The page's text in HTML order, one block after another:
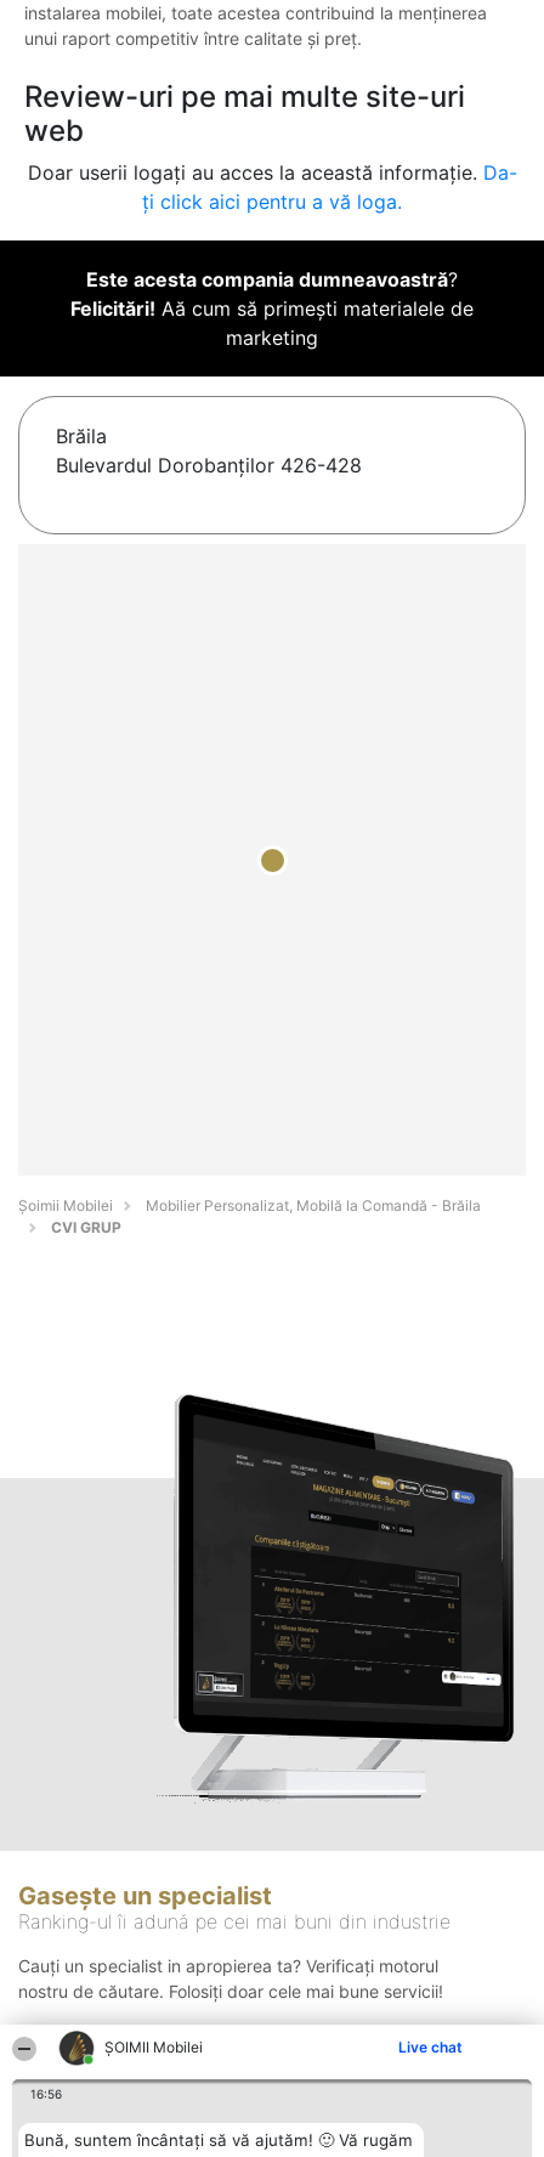
ȘOIMII Mobilei Live chat
16:56
Bună, suntem încântați să vă ajutăm! 🙂 Vă rugăm
instalarea mobilei, toate acestea contribuind la menținerea
unui raport competitiv între calitate și preț.
Review-uri pe mai multe site-uri
web
Doar userii logați au acces la această informație. Da-
ți click aici pentru a vă loga.
Este acesta compania dumneavoastră?
Felicitări! Aă cum să primești materialele de
marketing
Brăila
Bulevardul Dorobanților 426-428
Șoimii Mobilei
Mobilier Personalizat, Mobilă la Comandă - Brăila
CVI GRUP
Gasește un specialist
Ranking-ul îi adună pe cei mai buni din industrie
Cauți un specialist in apropierea ta? Verificați motorul
nostru de căutare. Folosiți doar cele mai bune servicii!